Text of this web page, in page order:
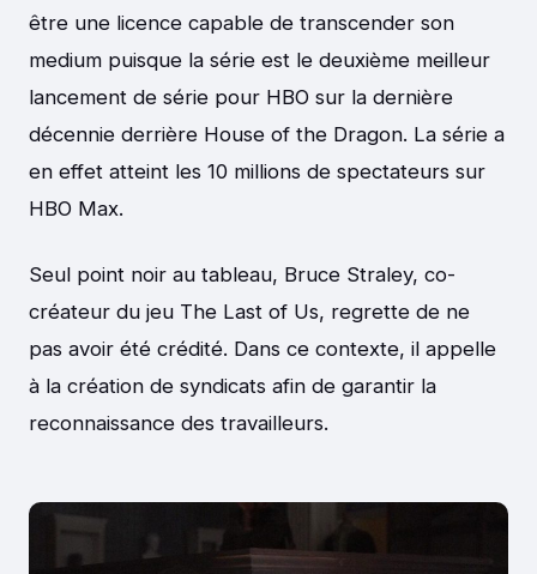
être une licence capable de transcender son
medium puisque la série est le deuxième meilleur
lancement de série pour HBO sur la dernière
décennie derrière House of the Dragon. La série a
en effet atteint les 10 millions de spectateurs sur
HBO Max.
Seul point noir au tableau, Bruce Straley, co-
créateur du jeu The Last of Us, regrette de ne
pas avoir été crédité. Dans ce contexte, il appelle
à la création de syndicats afin de garantir la
reconnaissance des travailleurs.